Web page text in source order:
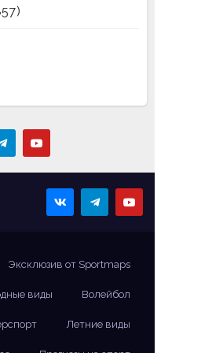
Эксклюзив от Sportmaps
виды Волейбол
Летние виды